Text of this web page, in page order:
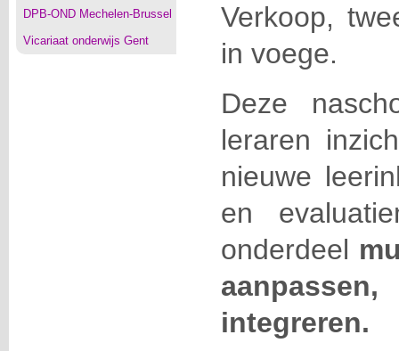
DPB-OND Mechelen-Brussel
Vicariaat onderwijs Gent
Verkoop,
in voege.
Deze
leraren
nieuwe
en
onderdeel
integreren.